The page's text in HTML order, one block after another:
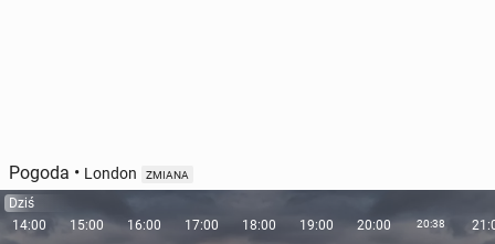
Pogoda • London ZMIANA
Dziś
14:00
15:00 16:00 17:00 18:00 19:00 20:00 20:38